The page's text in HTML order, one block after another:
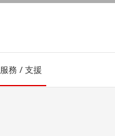
服務 / 支援